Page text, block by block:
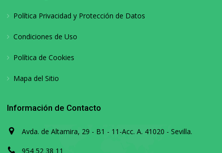
Política Privacidad y Protección de Datos
Condiciones de Uso
Política de Cookies
Mapa del Sitio
Información de Contacto
Avda. de Altamira, 29 - B1 - 11-Acc. A. 41020 - Sevilla.
954 52 38 11